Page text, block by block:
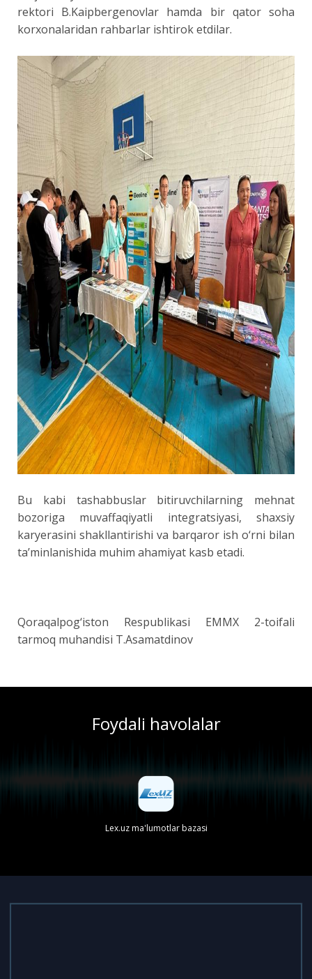
rektori B.Kaipbergenovlar hamda bir qator soha
korxonalaridan rahbarlar ishtirok etdilar.
Bu kabi tashabbuslar bitiruvchilarning mehnat
bozoriga muvaffaqiyatli integratsiyasi, shaxsiy
karyerasini shakllantirishi va barqaror ish o‘rni bilan
ta’minlanishida muhim ahamiyat kasb etadi.
Qoraqalpog‘iston Respublikasi EMMX 2-toifali
tarmoq muhandisi T.Asamatdinov
Foydali havolalar
Lex.uz ma'lumotlar bazasi